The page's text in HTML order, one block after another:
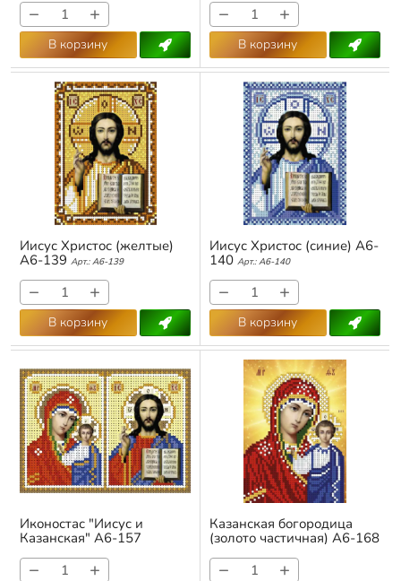
− +
В корзину
− +
В корзину
Иисус Христос (желтые)
А6-139 Арт.: А6-139
− +
В корзину
Иисус Христос (синие) А6-
140 Арт.: А6-140
− +
В корзину
Иконостас "Иисус и
Казанская" А6-157
− +
Казанская богородица
(золото частичная) А6-168
− +